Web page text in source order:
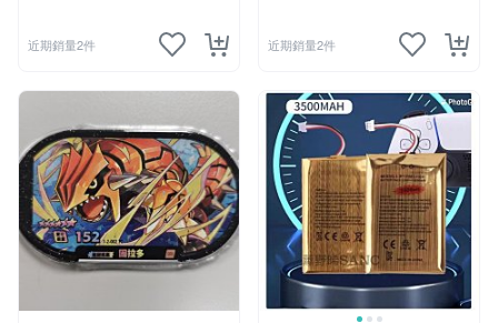
近期銷量2件 近期銷量2件